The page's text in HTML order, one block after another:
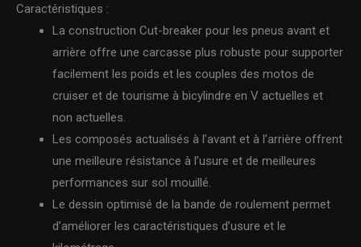
Caractéristiques :
La construction Cut-breaker pour les pneus avant et
arrière offre une carcasse plus robuste pour supporter
facilement les poids et les couples des motos de
cruiser et de tourisme à bicylindre en V actuelles et
non actuelles.
Les composés actualisés à l’avant et à l’arrière offrent
une meilleure résistance à l’usure et de meilleures
performances sur sol mouillé.
Le dessin optimisé de la bande de roulement permet
d’améliorer les caractéristiques d’usure et le